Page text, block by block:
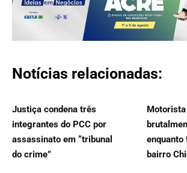
Notícias relacionadas:
Justiça condena três
integrantes do PCC por
assassinato em “tribunal
do crime”
enquanto
bairro